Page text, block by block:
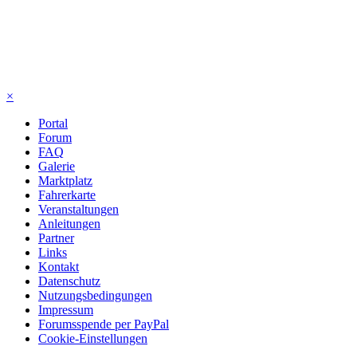
×
Portal
Forum
FAQ
Galerie
Marktplatz
Fahrerkarte
Veranstaltungen
Anleitungen
Partner
Links
Kontakt
Datenschutz
Nutzungsbedingungen
Impressum
Forumsspende per PayPal
Cookie-Einstellungen